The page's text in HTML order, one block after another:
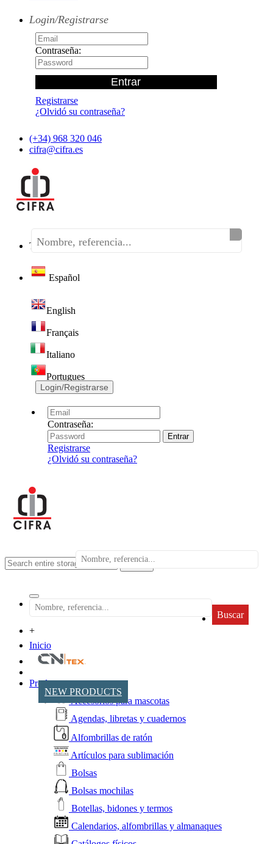
Login/Registrarse
Contraseña:
Registrarse
¿Olvidó su contraseña?
(+34) 968 320 046
cifra@cifra.es
Teléfono:(+34) 968 320 046
Español
English
Français
Italiano
Portugues
Login/Registrarse
Contraseña:
Registrarse
¿Olvidó su contraseña?
search
Buscar
+
Inicio
NEW PRODUCTS
Productos
Accesorios para mascotas
Agendas, libretas y cuadernos
Alfombrillas de ratón
Artículos para sublimación
Bolsas
Bolsas mochilas
Botellas, bidones y termos
Calendarios, alfombrillas y almanaques